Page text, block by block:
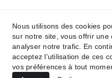
Accueil | Biographie
Galerie Photos
Nous utilisons des cookies
sur notre site, vous offrir une
analyser notre trafic. En
acceptez l'utilisation de ces
vos préférences à tout